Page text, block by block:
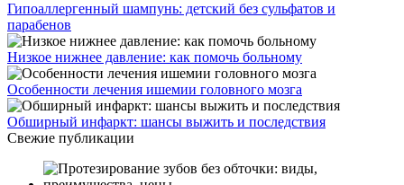
Гипоаллергенный шампунь: детский без сульфатов и
парабенов
Низкое нижнее давление: как помочь больному
Особенности лечения ишемии головного мозга
Обширный инфаркт: шансы выжить и последствия
Свежие публикации